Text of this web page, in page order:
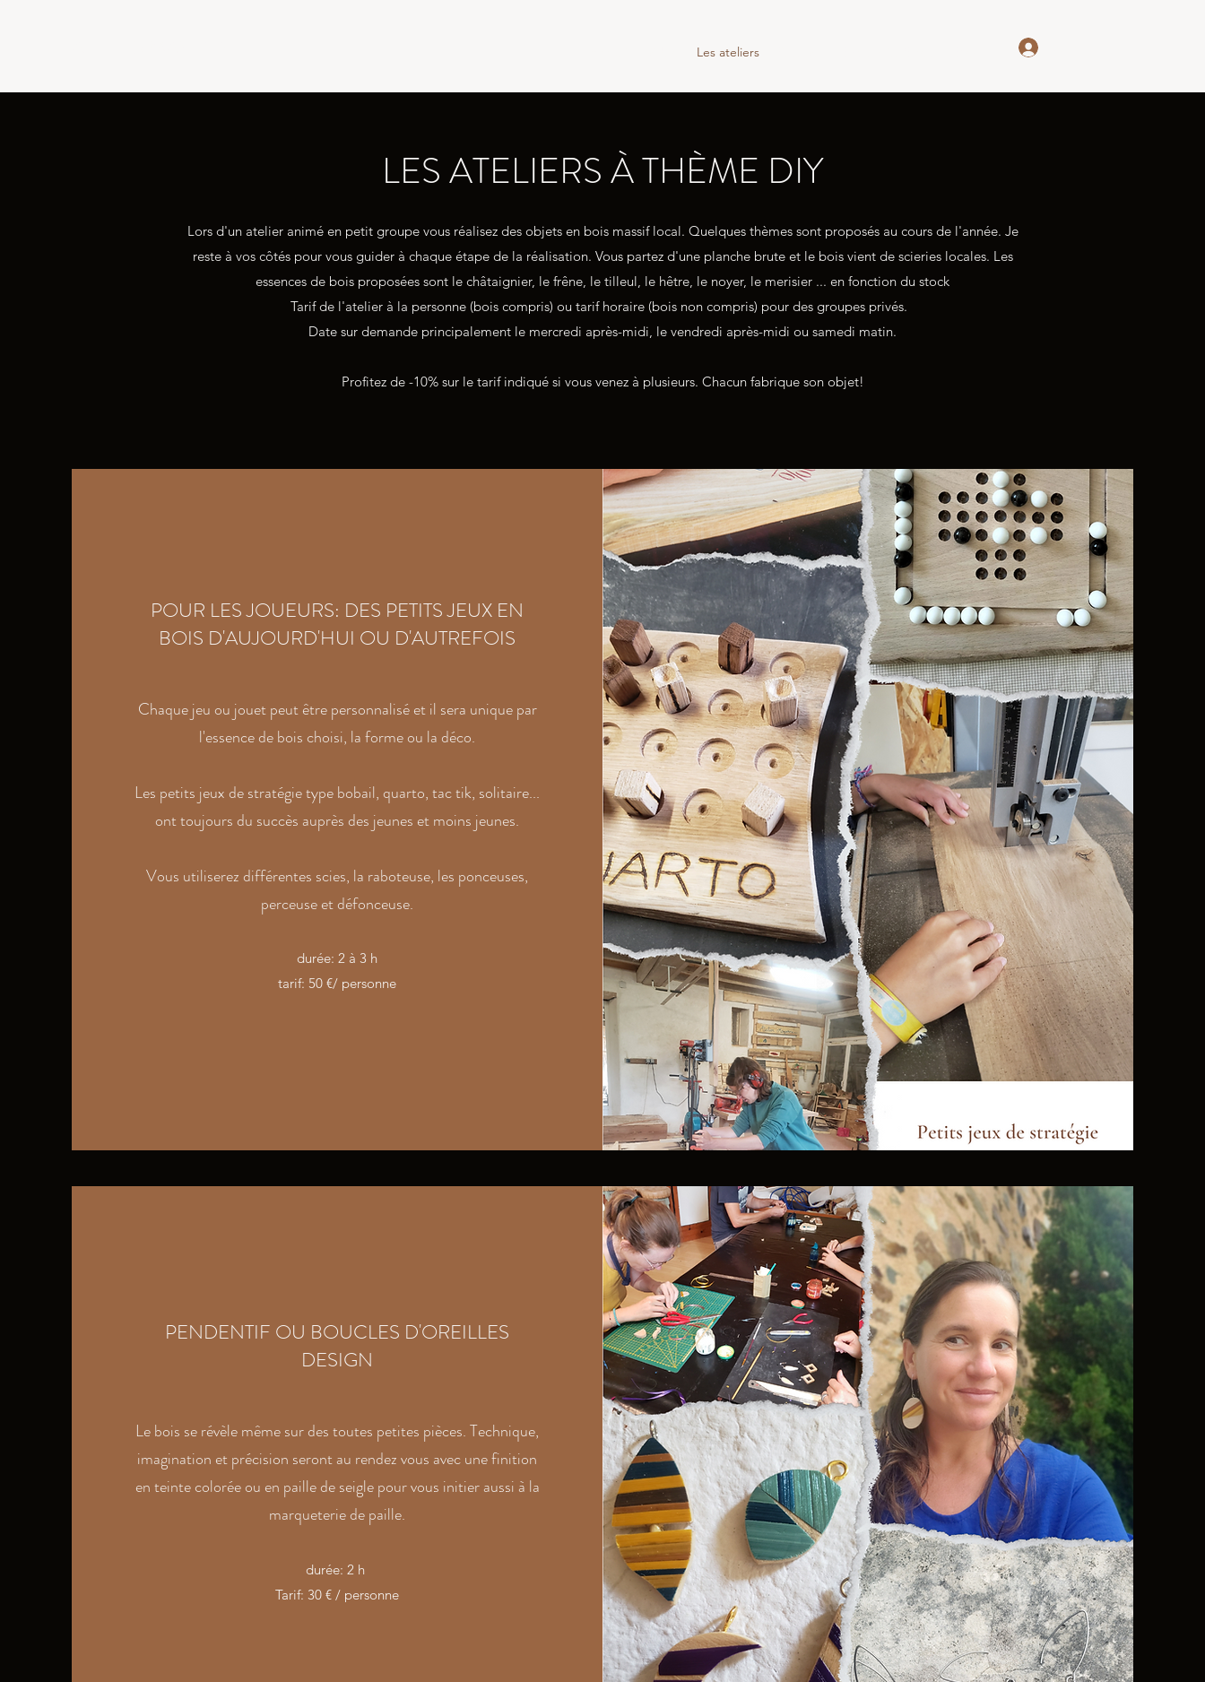
Les ateliers
LES ATELIERS À THÈME DIY
Lors d'un atelier animé en petit groupe vous réalisez des objets en bois massif local. Quelques thèmes sont proposés au cours de l'année. Je
reste à vos côtés pour vous guider à chaque étape de la réalisation. Vous partez d'une planche brute et le bois vient de scieries locales. Les
essences de bois proposées sont le châtaignier, le frêne, le tilleul, le hêtre, le noyer, le merisier ... en fonction du stock
Tarif de l'atelier à la personne (bois compris) ou tarif horaire (bois non compris) pour des groupes privés.
Date sur demande principalement le mercredi après-midi, le vendredi après-midi ou samedi matin.
Profitez de -10% sur le tarif indiqué si vous venez à plusieurs. Chacun fabrique son objet!
POUR LES JOUEURS: DES PETITS JEUX EN
BOIS D'AUJOURD'HUI OU D'AUTREFOIS
Chaque jeu ou jouet peut être personnalisé et il sera unique par
l'essence de bois choisi, la forme ou la déco.
Les petits jeux de stratégie type bobail, quarto, tac tik, solitaire...
ont toujours du succès auprès des jeunes et moins jeunes.
Vous utiliserez différentes scies, la raboteuse, les ponceuses,
perceuse et défonceuse.
durée: 2 à 3 h
tarif: 50 €/ personne
PENDENTIF OU BOUCLES D'OREILLES
DESIGN
Le bois se révèle même sur des toutes petites pièces. Technique,
imagination et précision seront au rendez vous avec une finition
en teinte colorée ou en paille de seigle pour vous initier aussi à la
marqueterie de paille.
durée: 2 h
Tarif: 30 € / personne